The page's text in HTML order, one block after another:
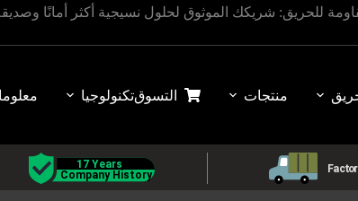
للحريق: شريكك الموثوق لحلول نسيجية أكثر أمانًا وصديقة
منتجات التسوقتكنولوجيا